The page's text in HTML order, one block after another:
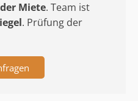
der Miete. Team ist
. Prüfung der